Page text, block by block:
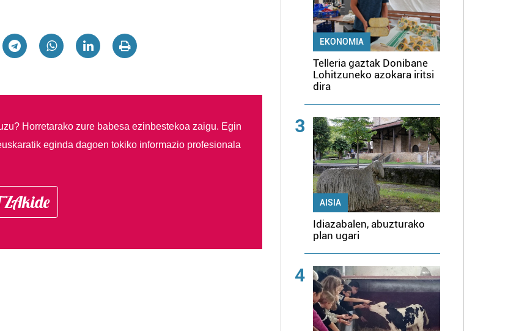
Horretarako zure babesa ezinbestekoa zaigu. Egin
eginda dagoen tokiko informazio profesionala
EKONOMIA
Telleria gaztak Donibane
Lohitzuneko azokara iritsi
dira
3
AISIA
Idiazabalen, abuzturako
plan ugari
4